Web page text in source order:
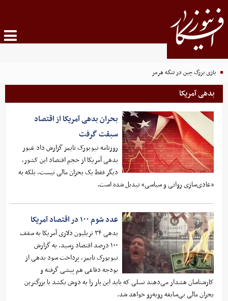
بازی بزرگ چین در تنگه هرمز
بدهی آمریکا
بحران بدهی آمریکا از اقتصاد
سبقت گرفت
روزنامه نیویورک تایمز گزارش داد عبور
بدهی آمریکا از حجم اقتصاد این کشور،
دیگر فقط یک بحران مالی نیست، بلکه به
«عادی‌سازی روانی و سیاسی» تبدیل شده است.
عدد شوم ۱۰۰ در اقتصاد آمریکا
بدهی ۳۴ تریلیون دلاری آمریکا به سقف
۱۰۰ درصد اقتصاد رسید. به گزارش
نیویورک تایمز، پرداخت سود بدهی از
بودجه دفاعی هم پیشی گرفته و
کارشناسان هشدار می‌دهند نسلی که باید این بار را به دوش بکشد با بزرگترین
بحران مالی بی‌سابقه روبه‌رو خواهد شد.